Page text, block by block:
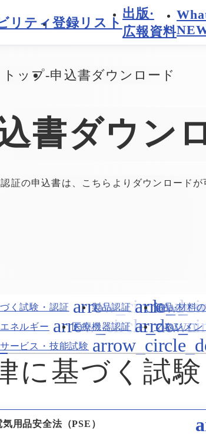
リティ登録リスト
出版·
広報資料
ップ 申込書ダウンロード
書ダウン
証の申込書は、こちらよりダウンロードが
く試験・認証 製品認証 部品·材料
ネルギー
医療機器認証 マネジメン
ービス・技能試験
に基づく試
気用品安全法（PSE）